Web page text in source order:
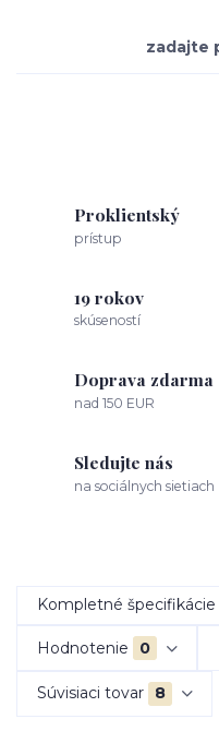
Proklientský
prístup
19 rokov
skúseností
Doprava zdarma
nad 150 EUR
Sledujte nás
na sociálnych sietiach
Kompletné špecifikácie
Hodnotenie 0
Súvisiaci tovar 8